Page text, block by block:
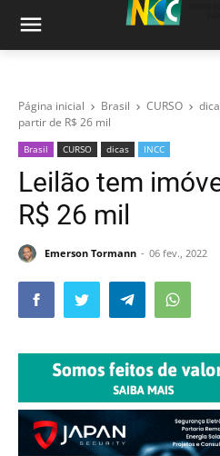
Página inicial Brasil CURSO
partir de R$ 26 mil
Brasil CURSO dicas INCC
Leilão tem
R$ 26 mil
Emerson Tormann 06 fev., 2022